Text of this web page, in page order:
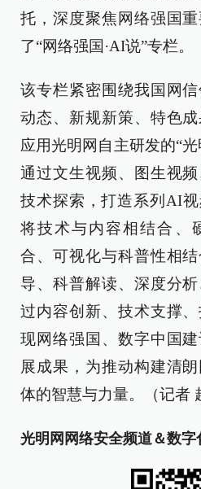
托，深度聚焦网络强国
了“网络强国·AI说”专栏。
该专栏紧密围绕我国网
动态、新规新策、特色
应用光明网自主研发的“光
通过文生视频、图生视
技术探索，打造系列AI
将技术与内容相结合、
合、可视化与科普性相
导、科普解读、深度分
过内容创新、技术支撑
现网络强国、数字中国
展成果，为推动构建清
体的智慧与力量。（记者
光明网网络安全频道＆数字